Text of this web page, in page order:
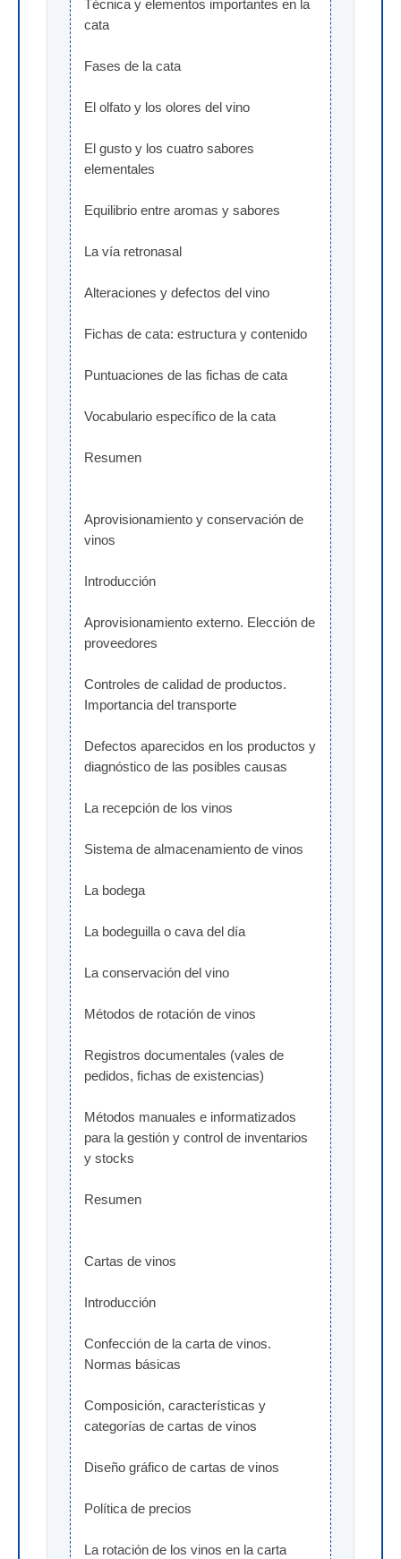
Técnica y elementos importantes en la
cata
Fases de la cata
El olfato y los olores del vino
El gusto y los cuatro sabores
elementales
Equilibrio entre aromas y sabores
La vía retronasal
Alteraciones y defectos del vino
Fichas de cata: estructura y contenido
Puntuaciones de las fichas de cata
Vocabulario específico de la cata
Resumen
Aprovisionamiento y conservación de
vinos
Introducción
Aprovisionamiento externo. Elección de
proveedores
Controles de calidad de productos.
Importancia del transporte
Defectos aparecidos en los productos y
diagnóstico de las posibles causas
La recepción de los vinos
Sistema de almacenamiento de vinos
La bodega
La bodeguilla o cava del día
La conservación del vino
Métodos de rotación de vinos
Registros documentales (vales de
pedidos, fichas de existencias)
Métodos manuales e informatizados
para la gestión y control de inventarios
y stocks
Resumen
Cartas de vinos
Introducción
Confección de la carta de vinos.
Normas básicas
Composición, características y
categorías de cartas de vinos
Diseño gráfico de cartas de vinos
Política de precios
La rotación de los vinos en la carta